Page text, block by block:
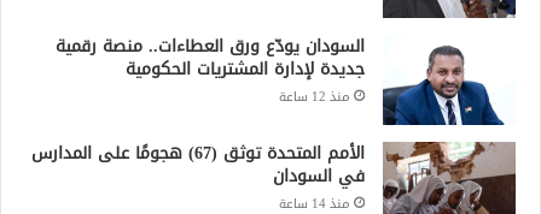
السودان يودّع ورق العطاءات.. منصة رقمية
جديدة لإدارة المشتريات الحكومية
منذ 12 ساعة
الأمم المتحدة توثق (67) هجومًا على المدارس
في السودان
منذ 14 ساعة